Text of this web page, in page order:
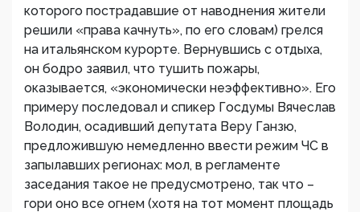
которого пострадавшие от наводнения жители
решили «права качнуть», по его словам) грелся
на итальянском курорте. Вернувшись с отдыха,
он бодро заявил, что тушить пожары,
оказывается, «экономически неэффективно». Его
примеру последовал и спикер Госдумы Вячеслав
Володин, осадивший депутата Веру Ганзю,
предложившую немедленно ввести режим ЧС в
запылавших регионах: мол, в регламенте
заседания такое не предусмотрено, так что –
гори оно все огнем (хотя на тот момент площадь